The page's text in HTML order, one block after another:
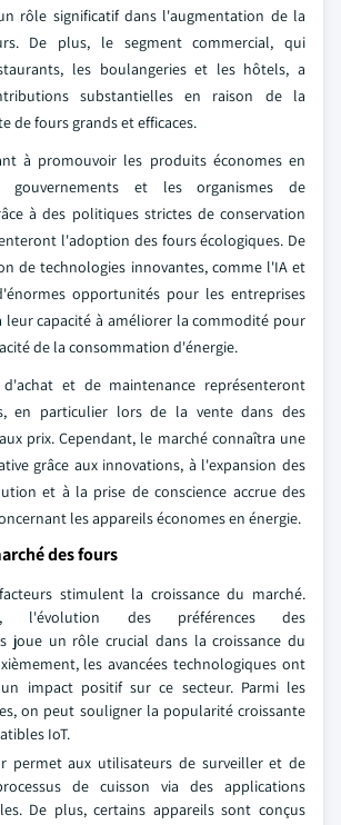
rôle significatif dans l'augmentation de la
De plus, le segment commercial, qui
les boulangeries et les hôtels, a
substantielles en raison de la
de fours grands et efficaces.
à promouvoir les produits économes en
et les organismes de
à des politiques strictes de conservation
l'adoption des fours écologiques. De
de technologies innovantes, comme l'IA et
opportunités pour les entreprises
leur capacité à améliorer la commodité pour
de la consommation d'énergie.
et de maintenance représenteront
en particulier lors de la vente dans des
prix. Cependant, le marché connaîtra une
grâce aux innovations, à l'expansion des
et à la prise de conscience accrue des
les appareils économes en énergie.
des fours
stimulent la croissance du marché.
l'évolution des préférences des
joue un rôle crucial dans la croissance du
les avancées technologiques ont
impact positif sur ce secteur. Parmi les
on peut souligner la popularité croissante
IoT.
permet aux utilisateurs de surveiller et de
de cuisson via des applications
De plus, certains appareils sont conçus